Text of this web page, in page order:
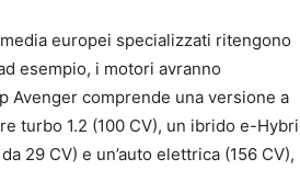
europei specializzati ritengono
esempio, i motori avranno
Avenger comprende una versione a
turbo 1.2 (100 CV), un ibrido e-
29 CV) e un’auto elettrica (156 CV),